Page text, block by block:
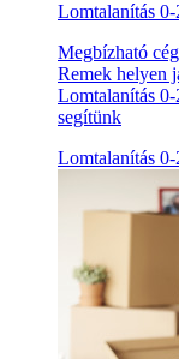
Lomtalanítás 0-
Megbízható
Remek helyen
Lomtalanítás
segítünk
Lomtalanítás 0-